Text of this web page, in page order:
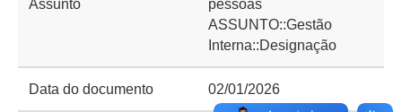
Assunto
pessoas
ASSUNTO::Gestão
Interna::Designação
Data do documento 02/01/2026